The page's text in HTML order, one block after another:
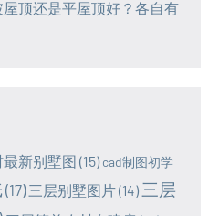
顶还是平屋顶好？各自有
新别墅图 (15) cad制图初学
(17) 三层别墅图片(14) 三层